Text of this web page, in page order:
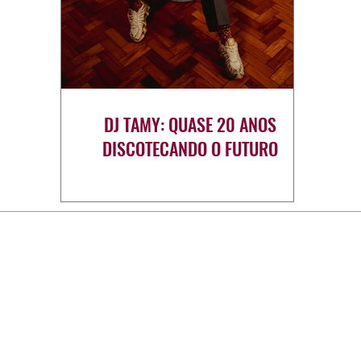
DJ TAMY: QUASE 20 ANOS
DISCOTECANDO O FUTURO